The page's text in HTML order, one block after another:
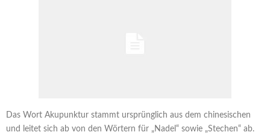
Das Wort Akupunktur stammt ursprünglich aus dem chinesischen
und leitet sich ab von den Wörtern für „Nadel“ sowie „Stechen“ ab.